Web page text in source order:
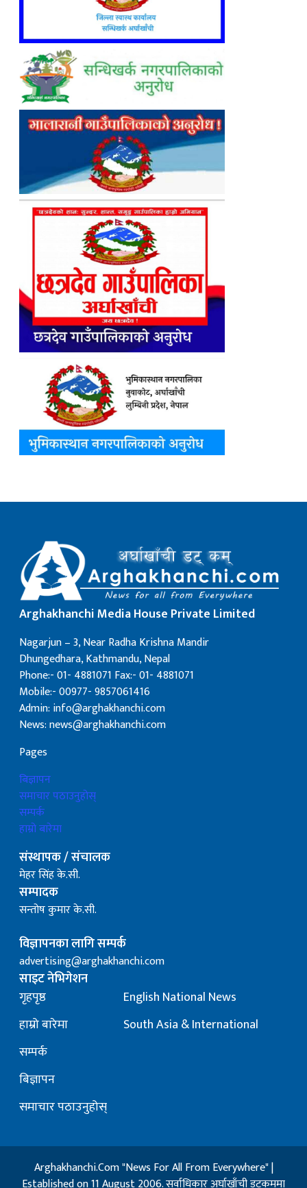
Arghakhanchi Media House Private Limited
Nagarjun – 3, Near Radha Krishna Mandir
Dhungedhara, Kathmandu, Nepal
Phone:- 01- 4881071 Fax:- 01- 4881071
Mobile:- 00977- 9857061416
Admin: info@arghakhanchi.com
News: news@arghakhanchi.com
Pages
बिज्ञापन
समाचार पठाउनुहोस्
सम्पर्क
हाम्रो बारेमा
संस्थापक / संचालक
मेहर सिंह के.सी.
सम्पादक
सन्तोष कुमार के.सी.
विज्ञापनका लागि सम्पर्क
advertising@arghakhanchi.com
साइट नेभिगेशन
गृहपृष्ठ
हाम्रो बारेमा
सम्पर्क
बिज्ञापन
समाचार पठाउनुहोस्
English National News
South Asia & International
Arghakhanchi.Com "News For All From Everywhere" |
Established on 11 August 2006. सर्वाधिकार अर्घाखाँची डट्कममा